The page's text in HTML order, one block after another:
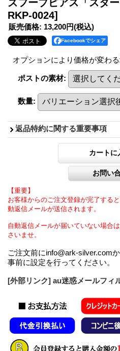
ズフープピアス「スタ
RKP-0024]
販売価格: 13,200円(税込)
Facebookでシェア
オプションにより価格が変わる
ポストの素材:
数量:
返品特約に関する重要事項
【重要】
お客様からのご注文登録が完了する
動返信メールが送信されます。
自動返信メールが届いていない場合
さいませ。
ご注文前にinfo@ark-silver.com
事前に設定を行ってください。
[外部リンク] au迷惑メールフィ